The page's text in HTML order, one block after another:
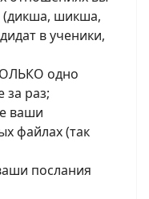
(дикша, шикша,
в ученики,
одно
раз;
ваши
файлах (так
послания